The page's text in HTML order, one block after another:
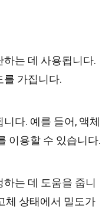
는 데 사용됩니다.
를 가집니다.
다. 예를 들어, 액체
이용할 수 있습니다.
는 데 도움을 줍니
체 상태에서 밀도가